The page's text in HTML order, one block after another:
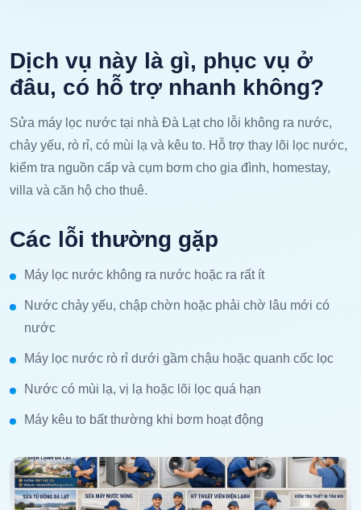
Dịch vụ này là gì, phục vụ ở
đâu, có hỗ trợ nhanh không?
Sửa máy lọc nước tại nhà Đà Lạt cho lỗi không ra nước,
chảy yếu, rò rỉ, có mùi lạ và kêu to. Hỗ trợ thay lõi lọc nước,
kiểm tra nguồn cấp và cụm bơm cho gia đình, homestay,
villa và căn hộ cho thuê.
Các lỗi thường gặp
Máy lọc nước không ra nước hoặc ra rất ít
Nước chảy yếu, chập chờn hoặc phải chờ lâu mới có
nước
Máy lọc nước rò rỉ dưới gầm chậu hoặc quanh cốc lọc
Nước có mùi lạ, vị lạ hoặc lõi lọc quá hạn
Máy kêu to bất thường khi bơm hoạt động